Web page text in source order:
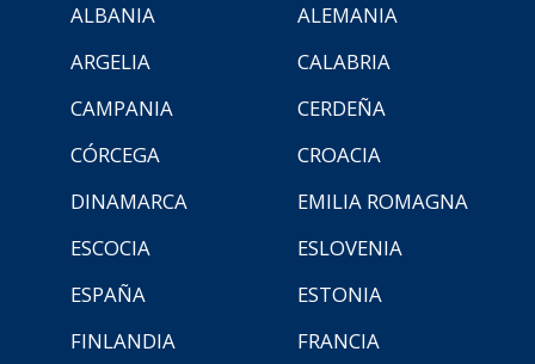
ALBANIA
ALEMANIA
ARGELIA
CALABRIA
CAMPANIA
CERDEÑA
CÓRCEGA
CROACIA
DINAMARCA
EMILIA ROMAGNA
ESCOCIA
ESLOVENIA
ESPAÑA
ESTONIA
FINLANDIA
FRANCIA